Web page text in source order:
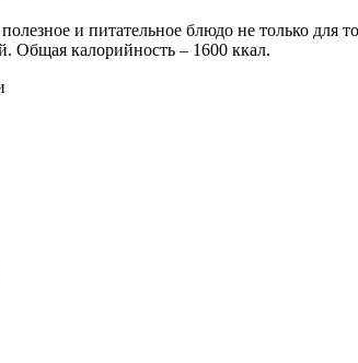
и питательное блюдо не только для
Общая калорийность – 1600 ккал.